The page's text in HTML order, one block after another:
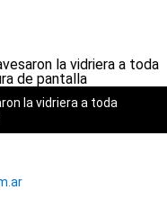
la vidriera a toda